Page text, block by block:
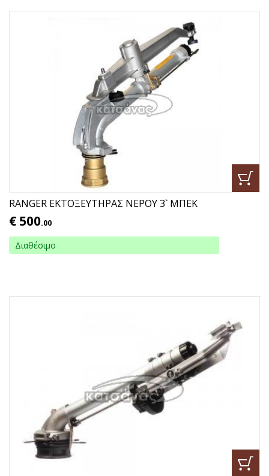
RANGER ΕΚΤΟΞΕΥΤΗΡΑΣ ΝΕΡΟΥ 3` ΜΠΕΚ
€ 500.00
Διαθέσιμο